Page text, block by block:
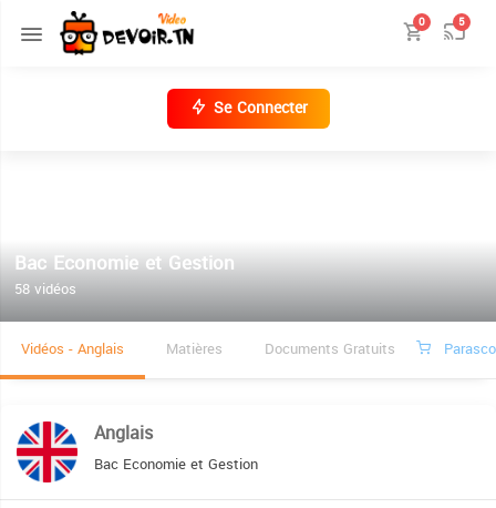
0 5
Se Connecter
Bac Economie et Gestion
58 vidéos
Vidéos - Anglais Matières Documents Gratuits
Anglais
Bac Economie et Gestion